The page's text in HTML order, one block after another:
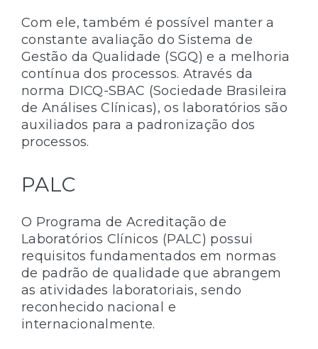
Com ele, também é possível manter a
constante avaliação do Sistema de
Gestão da Qualidade (SGQ) e a melhoria
contínua dos processos. Através da
norma DICQ-SBAC (Sociedade Brasileira
de Análises Clínicas), os laboratórios são
auxiliados para a padronização dos
processos.
PALC
O Programa de Acreditação de
Laboratórios Clínicos (PALC) possui
requisitos fundamentados em normas
de padrão de qualidade que abrangem
as atividades laboratoriais, sendo
reconhecido nacional e
internacionalmente.